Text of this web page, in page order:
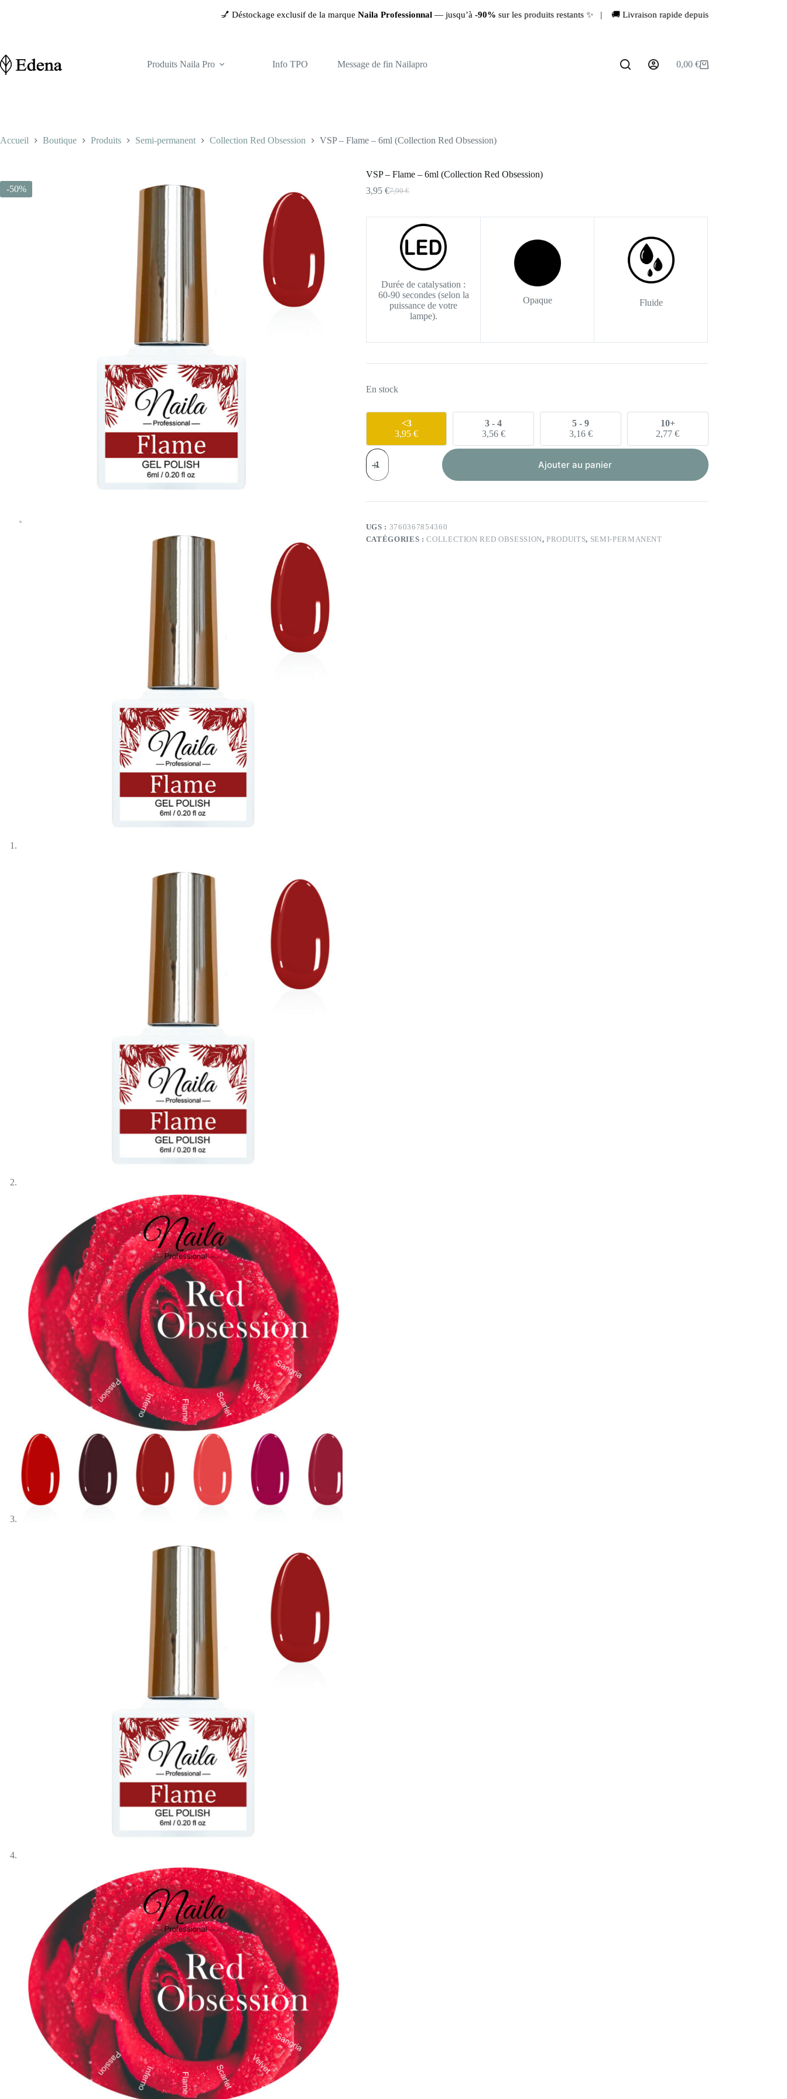
💅 Déstockage exclusif de la marqueNaila Professionnal— jusqu’à-90%sur les produits restants ✨ | 🚚 Livraison rapide depuis la France 🇫🇷 | 💖 Dernière chance
Produits Naila Pro Info TPO Message de fin Nailapro
Panier
0,00 €
Accueil Boutique Produits Semi-permanent Collection Red Obsession VSP – Flame – 6ml (Collection Red Obsession)
-50%
VSP – Flame – 6ml (Collection Red Obsession)
7,90€
Le
initial
7,90 €.
3,95 €Le
actuel
3,95 €.
Durée de catalysation :
60-90 secondes (selon la
puissance de votre
lampe).
Opaque Fluide
En stock
<3
3,95€
3 - 4
3,56 €
5 - 9
3,16 €
10+
2,77€
quantité
de
VSP
-
(Collection
Red
Obsession)
Ajouter au panier
UGS : 3760367854360
CATÉGORIES :COLLECTION RED OBSESSION,PRODUITS, SEMI-PERMANENT